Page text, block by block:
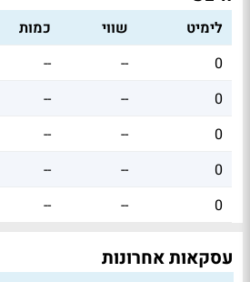
לימיט שווי כמות
0
--
--
0
--
--
0
--
--
0
--
--
0
--
--
עסקאות אחרונות